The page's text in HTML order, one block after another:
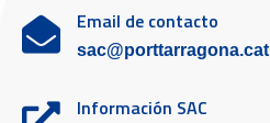
Email de contacto
sac@porttarragona.cat
Información SAC